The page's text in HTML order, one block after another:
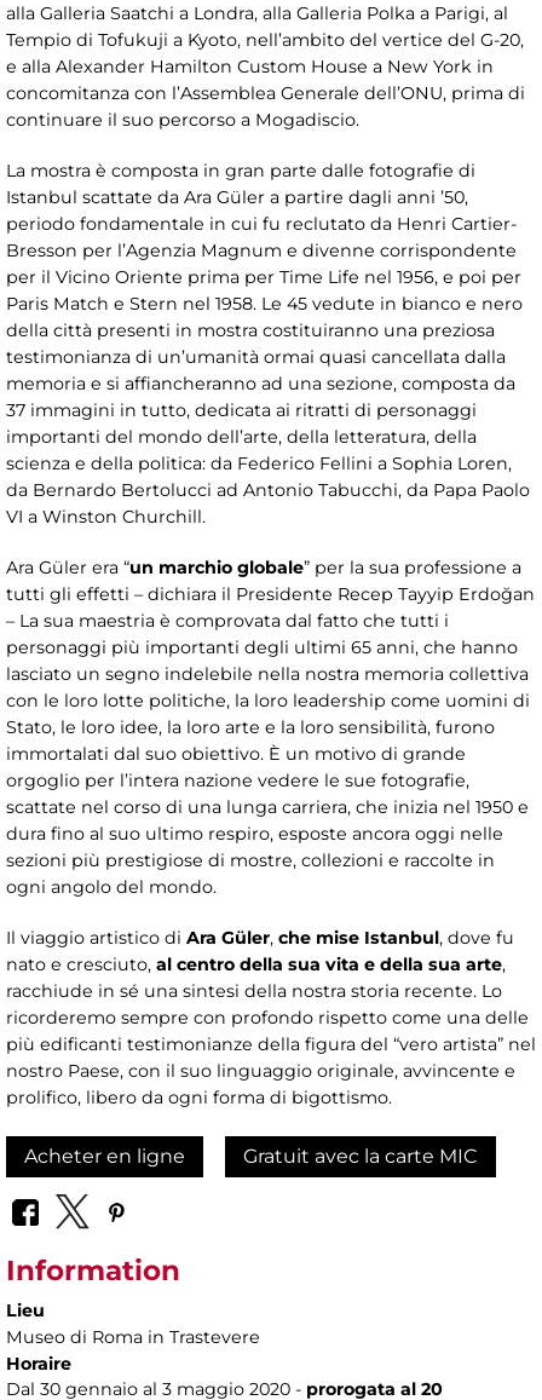
alla Galleria Saatchi a Londra, alla Galleria Polka a Parigi, al
Tempio di Tofukuji a Kyoto, nell’ambito del vertice del G-20,
e alla Alexander Hamilton Custom House a New York in
concomitanza con l’Assemblea Generale dell’ONU, prima di
continuare il suo percorso a Mogadiscio.
La mostra è composta in gran parte dalle fotografie di
Istanbul scattate da Ara Güler a partire dagli anni ’50,
periodo fondamentale in cui fu reclutato da Henri Cartier-
Bresson per l’Agenzia Magnum e divenne corrispondente
per il Vicino Oriente prima per Time Life nel 1956, e poi per
Paris Match e Stern nel 1958. Le 45 vedute in bianco e nero
della città presenti in mostra costituiranno una preziosa
testimonianza di un’umanità ormai quasi cancellata dalla
memoria e si affiancheranno ad una sezione, composta da
37 immagini in tutto, dedicata ai ritratti di personaggi
importanti del mondo dell’arte, della letteratura, della
scienza e della politica: da Federico Fellini a Sophia Loren,
da Bernardo Bertolucci ad Antonio Tabucchi, da Papa Paolo
VI a Winston Churchill.
Ara Güler era “un marchio globale” per la sua professione a
tutti gli effetti – dichiara il Presidente Recep Tayyip Erdoğan
– La sua maestria è comprovata dal fatto che tutti i
personaggi più importanti degli ultimi 65 anni, che hanno
lasciato un segno indelebile nella nostra memoria collettiva
con le loro lotte politiche, la loro leadership come uomini di
Stato, le loro idee, la loro arte e la loro sensibilità, furono
immortalati dal suo obiettivo. È un motivo di grande
orgoglio per l’intera nazione vedere le sue fotografie,
scattate nel corso di una lunga carriera, che inizia nel 1950 e
dura fino al suo ultimo respiro, esposte ancora oggi nelle
sezioni più prestigiose di mostre, collezioni e raccolte in
ogni angolo del mondo.
Il viaggio artistico di Ara Güler, che mise Istanbul, dove fu
nato e cresciuto, al centro della sua vita e della sua arte,
racchiude in sé una sintesi della nostra storia recente. Lo
ricorderemo sempre con profondo rispetto come una delle
più edificanti testimonianze della figura del “vero artista” nel
nostro Paese, con il suo linguaggio originale, avvincente e
prolifico, libero da ogni forma di bigottismo.
Acheter en ligne Gratuit avec la carte MIC
Information
Lieu
Museo di Roma in Trastevere
Horaire
Dal 30 gennaio al 3 maggio 2020 - prorogata al 20